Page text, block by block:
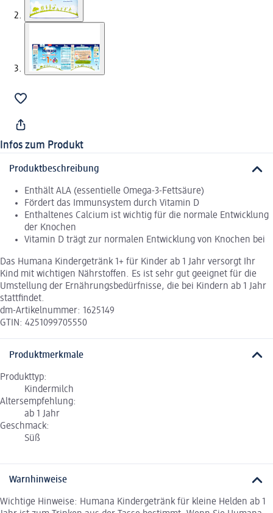
Infos zum Produkt
Produktbeschreibung
Enthält ALA (essentielle Omega-3-Fettsäure)
Fördert das Immunsystem durch Vitamin D
Enthaltenes Calcium ist wichtig für die normale Entwicklung
der Knochen
Vitamin D trägt zur normalen Entwicklung von Knochen bei
Das Humana Kindergetränk 1+ für Kinder ab 1 Jahr versorgt Ihr
Kind mit wichtigen Nährstoffen. Es ist sehr gut geeignet für die
Umstellung der Ernährungsbedürfnisse, die bei Kindern ab 1 Jahr
stattfindet.
dm-Artikelnummer: 1625149
GTIN: 4251099705550
Produktmerkmale
Produkttyp:
Kindermilch
Altersempfehlung:
ab 1 Jahr
Geschmack:
Süß
Warnhinweise
Wichtige Hinweise: Humana Kindergetränk für kleine Helden ab 1